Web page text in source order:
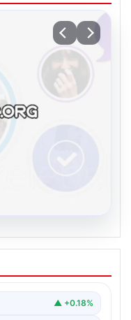
İle Dijital
Chat
bir biçimde iletişim
▲ +0.18%